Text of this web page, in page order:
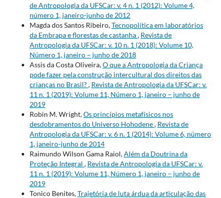
de Antropologia da UFSCar: v. 4 n. 1 (2012): Volume 4,
número 1, janeiro-junho de 2012
Magda dos Santos Ribeiro,Tecnopolítica em laboratórios
da Embrapa e florestas de castanha, Revista de
Antropologia da UFSCar: v. 10 n. 1 (2018): Volume 10,
Número 1, janeiro – junho de 2018
Assis da Costa Oliveira,O que a Antropologia da Criança
pode fazer pela construção intercultural dos direitos das
crianças no Brasil?, Revista de Antropologia da UFSCar: v.
11 n. 1 (2019): Volume 11, Número 1, janeiro – junho de
2019
Robin M. Wright,Os princípios metafísicos nos
desdobramentos do Universo Hohodene, Revista de
Antropologia da UFSCar: v. 6 n. 1 (2014): Volume 6, número
1, janeiro-junho de 2014
Raimundo Wilson Gama Raiol,Além da Doutrina da
Proteção Integral , Revista de Antropologia da UFSCar: v.
11 n. 1 (2019): Volume 11, Número 1, janeiro – junho de
2019
Tonico Benites,Trajetória de luta árdua da articulação das